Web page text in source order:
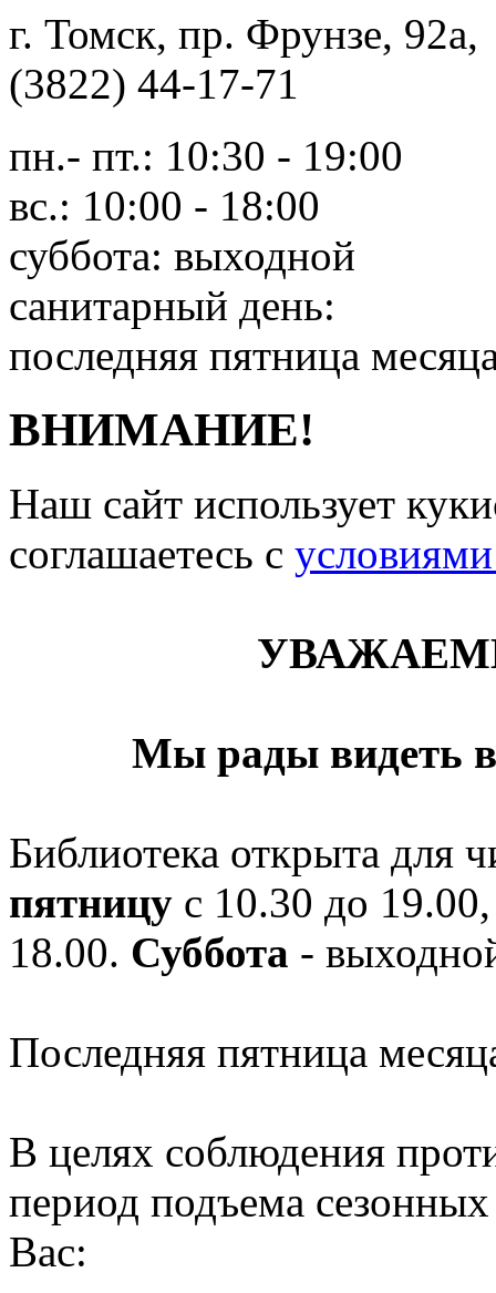
г. Томск, пр. Фрунзе,
(3822) 44-17-71
пн.- пт.: 10:30 - 19:00
вс.: 10:00 - 18:00
суббота: выходной
санитарный день:
последняя пятница
ВНИМАНИЕ!
Наш сайт использует
соглашаетесь c
Мы рады видеть
Библиотека открыта для
пятницу с 10.30 до
18.00. Суббота -
Последняя пятница
В целях соблюдения
период подъема
Вас: